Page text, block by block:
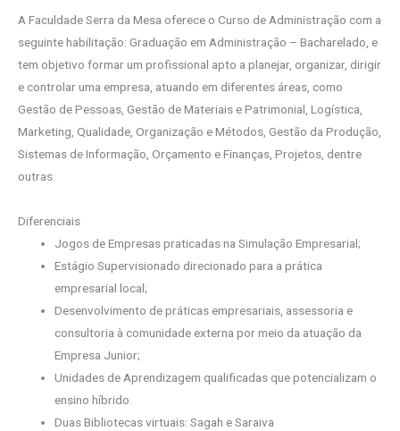
A Faculdade Serra da Mesa oferece o Curso de Administração com a
seguinte habilitação: Graduação em Administração – Bacharelado, e
tem objetivo formar um profissional apto a planejar, organizar, dirigir
e controlar uma empresa, atuando em diferentes áreas, como
Gestão de Pessoas, Gestão de Materiais e Patrimonial, Logística,
Marketing, Qualidade, Organização e Métodos, Gestão da Produção,
Sistemas de Informação, Orçamento e Finanças, Projetos, dentre
outras.
Diferenciais
Jogos de Empresas praticadas na Simulação Empresarial;
Estágio Supervisionado direcionado para a prática
empresarial local;
Desenvolvimento de práticas empresariais, assessoria e
consultoria à comunidade externa por meio da atuação da
Empresa Junior;
Unidades de Aprendizagem qualificadas que potencializam o
ensino híbrido.
Duas Bibliotecas virtuais: Sagah e Saraiva